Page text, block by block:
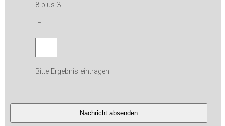
8 plus 3
=
Bitte Ergebnis eintragen